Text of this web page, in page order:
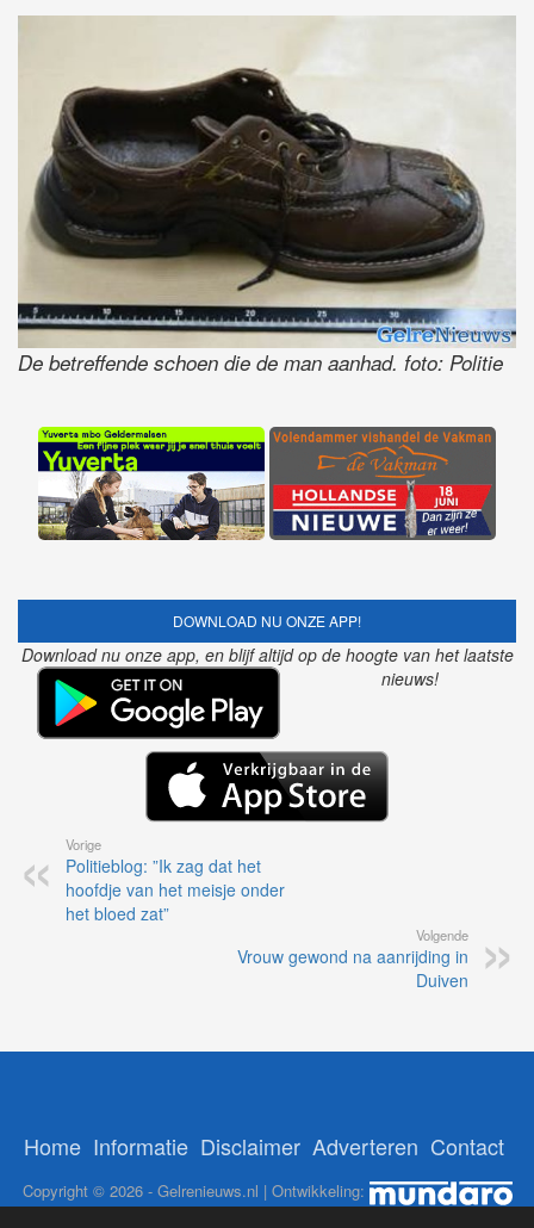
De betreffende schoen die de man aanhad. foto: Politie
DOWNLOAD NU ONZE APP!
Download nu onze app, en blijf altijd op de hoogte van het laatste
nieuws!
Vorige
Politieblog: ”Ik zag dat het
hoofdje van het meisje onder
het bloed zat”
Volgende
Vrouw gewond na aanrijding in
Duiven
Home Informatie Disclaimer Adverteren Contact
Copyright © 2026 - Gelrenieuws.nl | Ontwikkeling: